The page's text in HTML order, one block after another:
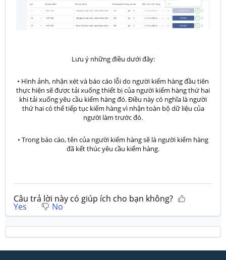
Lưu ý những điều dưới đây:
• Hình ảnh, nhận xét và báo cáo lỗi do người kiểm hàng đầu tiên
thực hiện sẽ được tải xuống thiết bị của người kiểm hàng thứ hai
khi tải xuống yêu cầu kiểm hàng đó. Điều này có nghĩa là người
thứ hai có thể tiếp tục kiểm hàng vì nhận toàn bộ dữ liệu của
người làm trước đó.
• Trong báo cáo, tên của người kiểm hàng sẽ là người kiểm hàng
đã kết thúc yêu cầu kiểm hàng.
Câu trả lời này có giúp ích cho bạn không?
Yes No